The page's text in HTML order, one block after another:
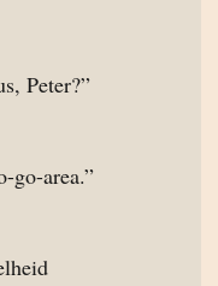
Peter?”
go-area.”